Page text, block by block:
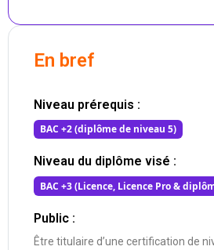
En bref
Niveau prérequis :
BAC +2 (diplôme de niveau 5)
Niveau du diplôme visé :
BAC +3 (Licence, Licence Pro &
Public :
Être titulaire d’une certification de